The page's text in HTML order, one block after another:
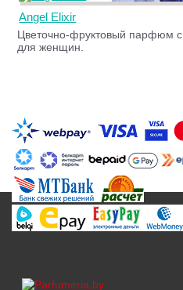
Angel Elixir
Цветочно-фруктовый парфюм с
для женщин.